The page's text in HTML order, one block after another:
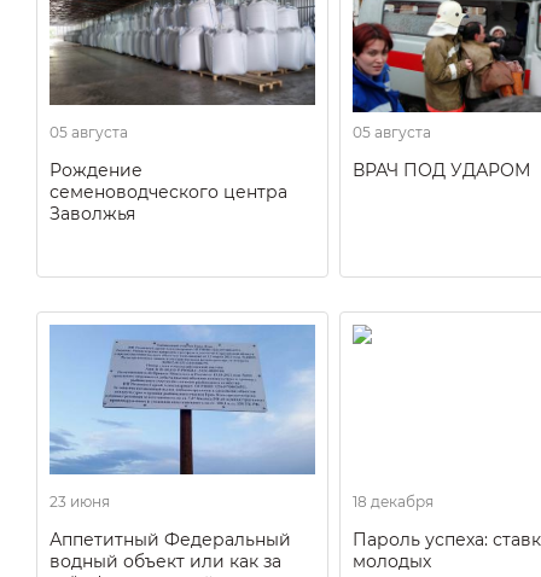
05 августа
Рождение
семеноводческого центра
Заволжья
05 августа
ВРАЧ ПОД УДАРОМ
23 июня
Аппетитный Федеральный
водный объект или как за
18 декабря
Пароль успеха:
молодых